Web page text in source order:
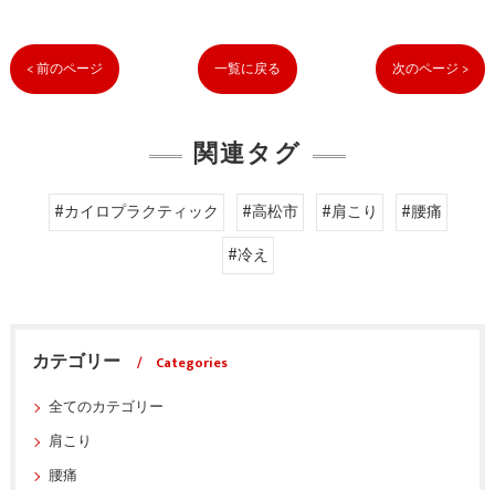
< 前のページ 一覧に戻る 次のページ >
関連タグ
#カイロプラクティック #高松市 #肩こり
#腰痛
#冷え
カテゴリー
Categories
全てのカテゴリー
肩こり
腰痛